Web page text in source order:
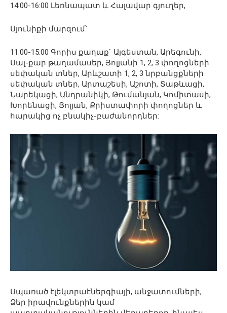
14:00-16:00 Լեռնապատ և Հալավար գյուղեր,
Սյունիքի մարզում՝
11:00-15:00 Գորիս քաղաք` Այգեստան, Արեգունի,
Սալ-քար թաղամասեր, Յոլյանի 1, 2, 3 փողոցների
սեփական տներ, Արևշատի 1, 2, 3 նրբանցքների
սեփական տներ, Արտաշեսի, Աշոտի, Տաթևացի,
Նարեկացի, Անդրանիկի, Թումանյան, Կոմիտասի,
Խորենացի, Յոլյան, Քրիստափորի փողոցներ և
հարակից ոչ բնակիչ-բաժանորդներ:
Սպառած էլեկտրաէներգիայի, անջատումների,
Ձեր իրավունքներին կամ